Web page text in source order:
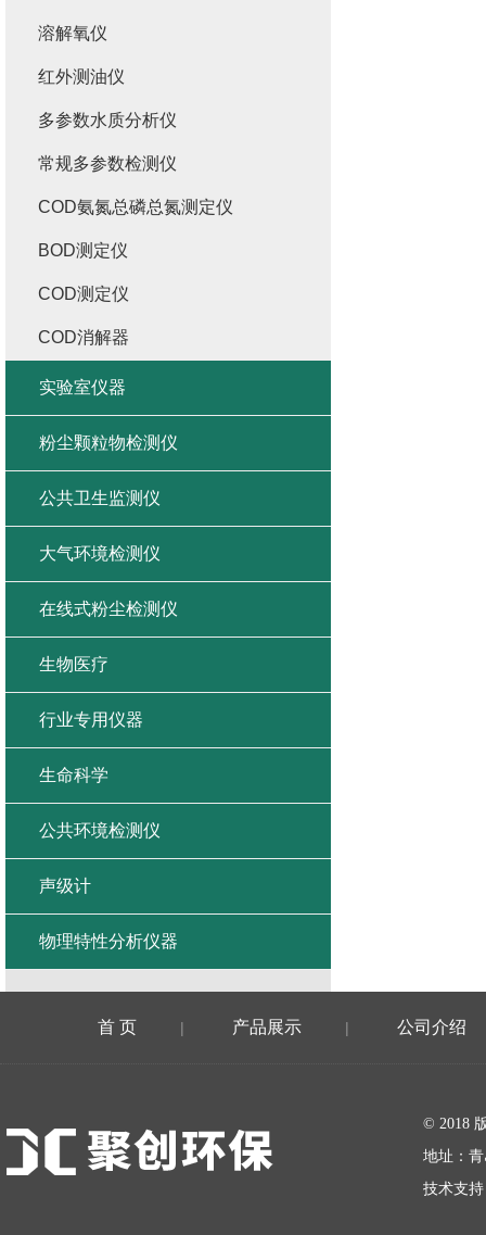
溶解氧仪
红外测油仪
多参数水质分析仪
常规多参数检测仪
COD氨氮总磷总氮测定仪
BOD测定仪
COD测定仪
COD消解器
实验室仪器
粉尘颗粒物检测仪
公共卫生监测仪
大气环境检测仪
在线式粉尘检测仪
生物医疗
行业专用仪器
生命科学
公共环境检测仪
声级计
物理特性分析仪器
首 页 | 产品展示 | 公司介绍
© 2018
地址：
技术支